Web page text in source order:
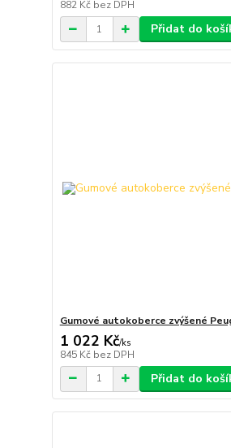
882 Kč bez DPH
Přidat do
Gumové autokoberce zvýšené
1 022 Kč/ks
845 Kč bez DPH
Přidat do